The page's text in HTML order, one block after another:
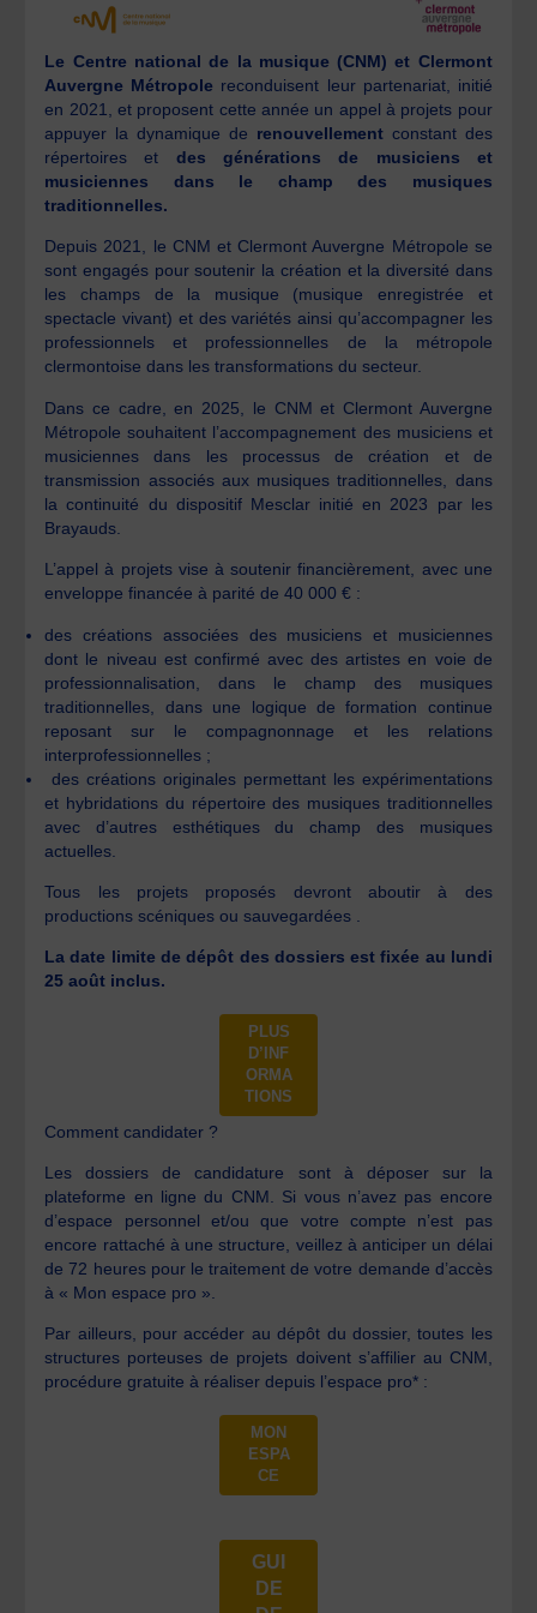
Le Centre national de la musique (CNM) et Clermont
Auvergne Métropole reconduisent leur partenariat, initié
en 2021, et proposent cette année un appel à projets pour
appuyer la dynamique de renouvellementconstant des
répertoires et des générations de musiciens et
musiciennes dans le champ des musiques
traditionnelles.
Depuis 2021, le CNM et Clermont Auvergne Métropole se
sont engagés pour soutenir la création et la diversité dans
les champs de la musique (musique enregistrée et
spectacle vivant) et des variétés ainsi qu’accompagner les
professionnels et professionnelles de la métropole
clermontoise dans les transformations du secteur.
Dans ce cadre, en 2025, le CNM et Clermont Auvergne
Métropole souhaitent l’accompagnement des musiciens et
musiciennes dans les processus de création et de
transmission associés aux musiques traditionnelles, dans
la continuité du dispositif Mesclar initié en 2023 par les
Brayauds.
L’appel à projets vise à soutenir financièrement, avec une
enveloppe financée à parité de 40 000 € :
des créations associées des musiciens et musiciennes
dont le niveau est confirmé avec des artistes en voie de
professionnalisation, dans le champ des musiques
traditionnelles, dans une logique de formation continue
reposant sur le compagnonnage et les relations
interprofessionnelles ;
des créations originales permettant les expérimentations
et hybridations du répertoire des musiques traditionnelles
avec d’autres esthétiques du champ des musiques
actuelles.
Tous les projets proposés devront aboutir à des
productions scéniques ou sauvegardées .
La date limite de dépôt des dossiers est fixée au lundi
25 août inclus.
PLUS
D’INF
ORMA
TIONS
Comment candidater ?
Les dossiers de candidature sont à déposer sur la
plateforme en ligne du CNM. Si vous n’avez pas encore
d’espace personnel et/ou que votre compte n’est pas
encore rattaché à une structure, veillez à anticiper un délai
de 72 heures pour le traitement de votre demande d’accès
à « Mon espace pro ».
Par ailleurs, pour accéder au dépôt du dossier, toutes les
structures porteuses de projets doivent s’affilier au CNM,
procédure gratuite à réaliser depuis l’espace pro* :
MON
ESPA
CE
GUI
DE